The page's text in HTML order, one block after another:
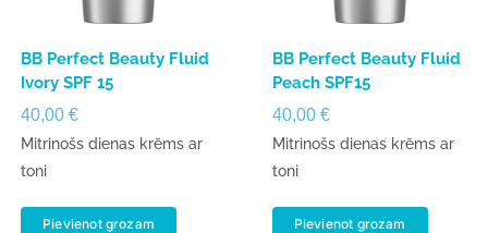
BB Perfect Beauty Fluid
Ivory SPF 15
40,00€
Mitrinošs dienas krēms ar
toni
Pievienot grozam
BB Perfect Beauty Fluid
Peach SPF15
40,00 €
Mitrinošs dienas krēms ar
toni
Pievienot grozam